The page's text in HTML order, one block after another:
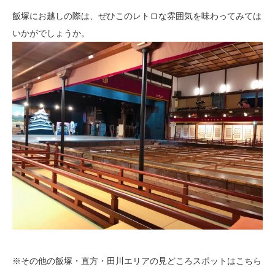
飯塚にお越しの際は、ぜひこのレトロな雰囲気を味わってみては
いかがでしょうか。
※その他の飯塚・直方・田川エリアの見どころスポットはこちら